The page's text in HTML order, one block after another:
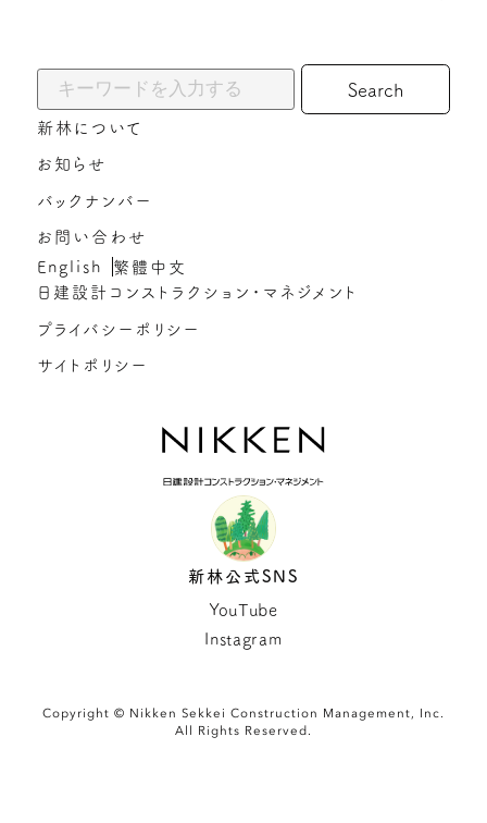
キーワードから探す:
新林について
お知らせ
バックナンバー
お問い合わせ
English
繁體中文
日建設計コンストラクション・マネジメント
プライバシーポリシー
サイトポリシー
新林公式SNS
YouTube
Instagram
Copyright © Nikken Sekkei Construction Management, Inc.
All Rights Reserved.